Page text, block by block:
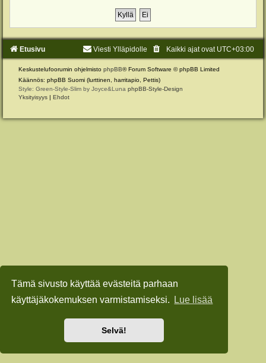
Tämä sivusto käyttää evästeitä parhaan
käyttäjäkokemuksen varmistamiseksi.
Lue lisää
Selvä!
Etusivu Kaikki ajat ovat UTC+03:00
Viesti Ylläpidolle
Keskustelufoorumin ohjelmisto phpBB® Forum Software © phpBB Limited
Käännös: phpBB Suomi (lurttinen, harritapio, Pettis)
Style: Green-Style-Slim by Joyce&Luna phpBB-Style-Design
Yksityisyys | Ehdot